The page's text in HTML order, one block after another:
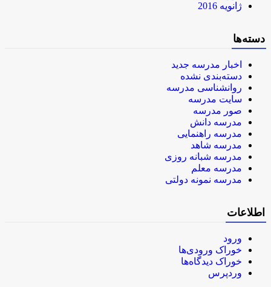
ژانویه 2016
دسته‌ها
اخبار مدرسه جدید
دسته‌بندی نشده
روانشناسی مدرسه
سایت مدرسه
صور مدرسه
مدرسه دانش
مدرسه راهنمایی
مدرسه شاهد
مدرسه شبانه روزی
مدرسه معلم
مدرسه نمونه دولتی
اطلاعات
ورود
خوراک ورودی‌ها
خوراک دیدگاه‌ها
وردپرس